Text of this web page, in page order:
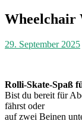
Wheelchair
29. September 2025
Rolli-Skate-Spaß
Bist du bereit für
fährst oder
auf zwei Beinen